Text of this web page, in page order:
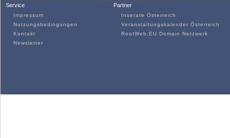
Service
Impressum
Nutzungsbedingungen
Kontakt
Newsletter
Partner
Inserate Österreich
Veranstaltungskalender Österreich
RootWeb.EU Domain Netzwerk